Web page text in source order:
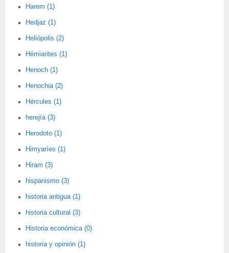
Harem (1)
Hedjaz (1)
Heliópolis (2)
Hémiarites (1)
Henoch (1)
Henochia (2)
Hércules (1)
herejía (3)
Herodoto (1)
Himyaríes (1)
Hiram (3)
hispanismo (3)
historia antigua (1)
historia cultural (3)
Historia económica (0)
historia y opinión (1)